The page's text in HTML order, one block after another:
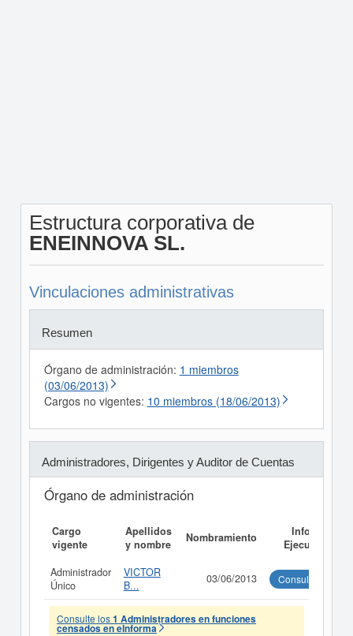
Estructura corporativa de
ENEINNOVA SL.
Vinculaciones administrativas
Resumen
Órgano de administración: 1 miembros
(03/06/2013)
Cargos no vigentes: 10 miembros (18/06/2013)
Administradores, Dirigentes y Auditor de Cuentas
Órgano de administración
Cargo
vigente
Apellidos
y nombre
Nombramiento
Informe
Ejecutivo
Administrador
Único
VICTOR
B...
03/06/2013 Consultar
Consulte los1 Administradores en funciones
censados en eInforma